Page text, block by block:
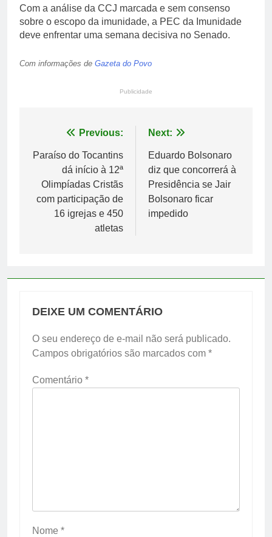
Com a análise da CCJ marcada e sem consenso
sobre o escopo da imunidade, a PEC da Imunidade
deve enfrentar uma semana decisiva no Senado.
Com informações de Gazeta do Povo
Publicidade
Navegação
de
Post
Previous:
Paraíso do Tocantins
dá início à 12ª
Olimpíadas Cristãs
com participação de
16 igrejas e 450
atletas
Next:
Eduardo Bolsonaro
diz que concorrerá à
Presidência se Jair
Bolsonaro ficar
impedido
DEIXE UM COMENTÁRIO
O seu endereço de e-mail não será publicado.
Campos obrigatórios são marcados com *
Comentário *
Nome *